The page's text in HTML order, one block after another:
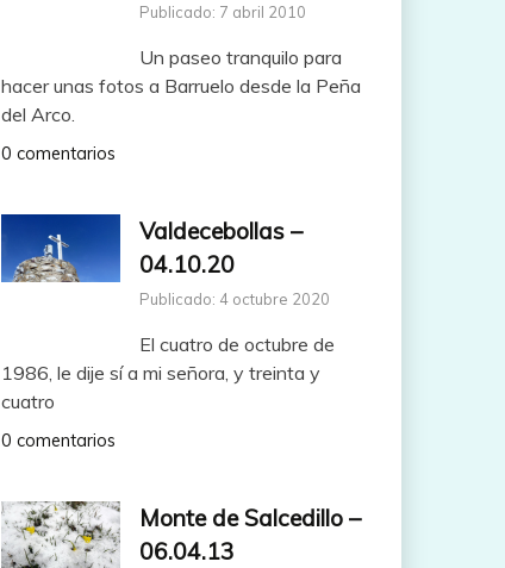
Publicado: 7 abril 2010
Un paseo tranquilo para
hacer unas fotos a Barruelo desde la Peña
del Arco.
0 comentarios
Valdecebollas –
04.10.20
Publicado: 4 octubre 2020
El cuatro de octubre de
1986, le dije sí a mi señora, y treinta y
cuatro
0 comentarios
Monte de Salcedillo –
06.04.13